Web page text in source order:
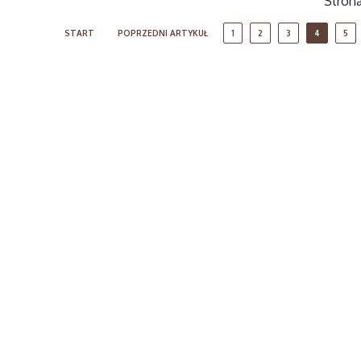
START POPRZEDNI ARTYKUŁ 1 2 3 4 5